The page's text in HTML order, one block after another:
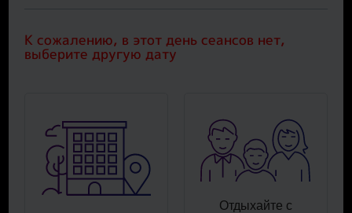
К сожалению, в этот день сеансов нет,
выберите другую дату
Отдыхайте с